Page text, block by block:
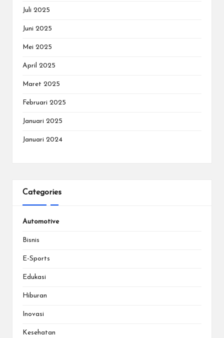
Juli 2025
Juni 2025
Mei 2025
April 2025
Maret 2025
Februari 2025
Januari 2025
Januari 2024
Categories
Automotive
Bisnis
E-Sports
Edukasi
Hiburan
Inovasi
Kesehatan